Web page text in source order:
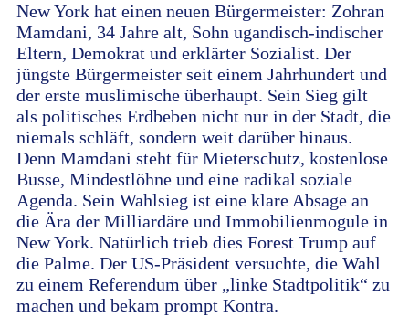
New York hat einen neuen Bürgermeister: Zohran
Mamdani, 34 Jahre alt, Sohn ugandisch-indischer
Eltern, Demokrat und erklärter Sozialist. Der
jüngste Bürgermeister seit einem Jahrhundert und
der erste muslimische überhaupt. Sein Sieg gilt
als politisches Erdbeben nicht nur in der Stadt, die
niemals schläft, sondern weit darüber hinaus.
Denn Mamdani steht für Mieterschutz, kostenlose
Busse, Mindestlöhne und eine radikal soziale
Agenda. Sein Wahlsieg ist eine klare Absage an
die Ära der Milliardäre und Immobilienmogule in
New York. Natürlich trieb dies Forest Trump auf
die Palme. Der US-Präsident versuchte, die Wahl
zu einem Referendum über „linke Stadtpolitik“ zu
machen und bekam prompt Kontra.